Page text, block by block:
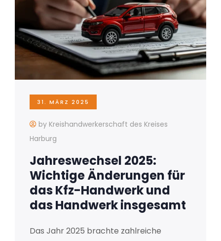
31. MÄRZ 2025
by Kreishandwerkerschaft des Kreises
Harburg
Jahreswechsel 2025:
Wichtige Änderungen für
das Kfz-Handwerk und
das Handwerk insgesamt
Das Jahr 2025 brachte zahlreiche